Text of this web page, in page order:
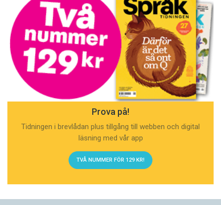
Prova på!
Tidningen i brevlådan plus tillgång till webben och digital
läsning med vår app
TVÅ NUMMER FÖR 129 KR!